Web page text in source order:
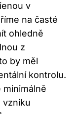
v
na časté
ohledně
z
by měl
kontrolu.
vzniku